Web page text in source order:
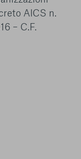
AICS n.
– C.F.